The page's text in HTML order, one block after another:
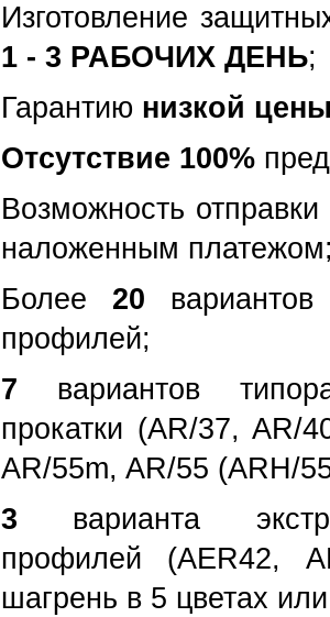
Изготовление
1 - 3 РАБОЧИХ ДЕНЬ;
Гарантию низкой
Отсутствие 100%
Возможность
наложенным
Более 20
профилей;
7 вариантов
прокатки (AR/37, AR/
AR/55m, AR/55 (ARH/
3 варианта
профилей (AER42,
шагрень в 5 цветах